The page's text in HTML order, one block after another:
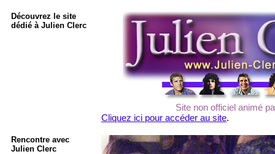
Découvrez le site
dédié à Julien Clerc
Site non officiel animé
Cliquez ici pour accéder au site.
Rencontre avec
Julien Clerc